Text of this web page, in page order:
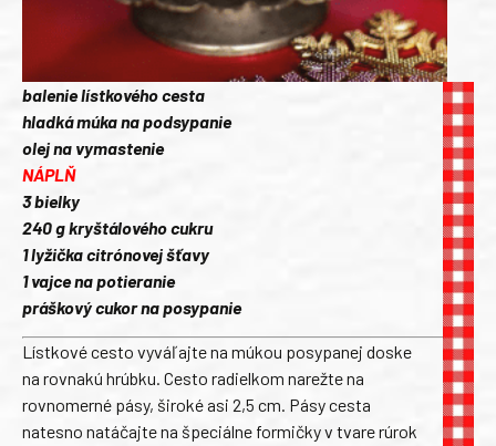
balenie lístkového cesta
hladká múka na podsypanie
olej na vymastenie
NÁPLŇ
3 bielky
240 g kryštálového cukru
1 lyžička citrónovej šťavy
1 vajce na potieranie
práškový cukor na posypanie
Lístkové cesto vyváľajte na múkou posypanej doske
na rovnakú hrúbku. Cesto radielkom narežte na
rovnomerné pásy, široké asi 2,5 cm. Pásy cesta
natesno natáčajte na špeciálne formičky v tvare rúrok